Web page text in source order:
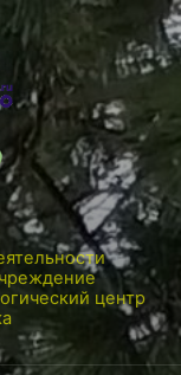
центр